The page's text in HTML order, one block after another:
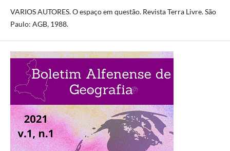
VARIOS AUTORES. O espaço em questão. Revista Terra Livre. São
Paulo: AGB, 1988.